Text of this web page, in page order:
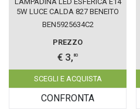
5W LUCE CALDA 827 BENEITO
FAURE
BEN5925634C2
PREZZO
€ 3, 80
SCEGLI E ACQUISTA
CONFRONTA